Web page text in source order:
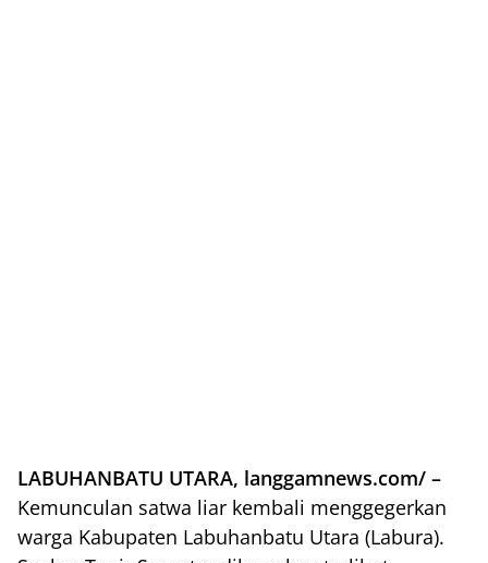
LABUHANBATU UTARA, langgamnews.com/ –
Kemunculan satwa liar kembali menggegerkan
warga Kabupaten Labuhanbatu Utara (Labura).